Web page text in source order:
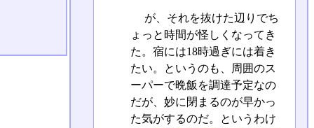
が、それを抜けた辺りでち
ょっと時間が怪しくなってき
た。宿には18時過ぎには着き
たい。というのも、周囲のス
ーパーで晩飯を調達予定なの
だが、妙に閉まるのが早かっ
た気がするのだ。というわけ